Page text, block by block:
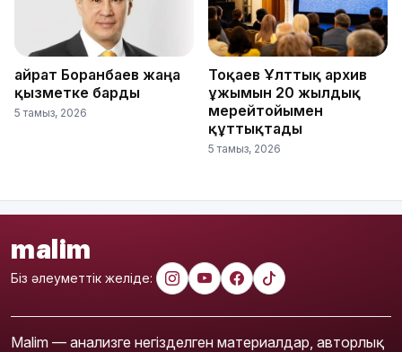
Қайрат Боранбаев жаңа
қызметке барды
5 тамыз, 2026
Тоқаев Ұлттық архив
ұжымын 20 жылдық
мерейтойымен
құттықтады
5 тамыз, 2026
malim
Біз әлеуметтік желіде:
Malim — анализге негізделген материалдар, авторлық